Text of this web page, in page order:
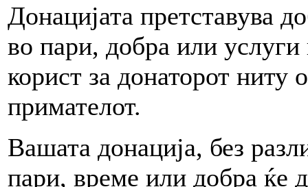
Донацијата претставува
во пари, добра или услуги
корист за донаторот ниту
примателот.
Вашата донација, без
пари, време или добра ќе